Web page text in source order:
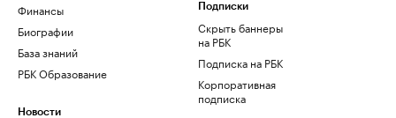
Финансы
Биографии
База знаний
РБК Образование
Новости
Подписки
Скрыть баннеры
на РБК
Подписка на РБК
Корпоративная
подписка